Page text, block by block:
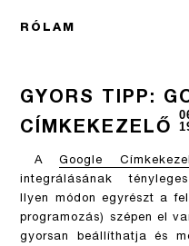
RÓLAM
GYORS TIPP:
CÍMKEKEZELŐ
AGoogle
integrálásának
Ilyen módon egyrészt a
programozás) szépen el
gyorsan beállíthatja és